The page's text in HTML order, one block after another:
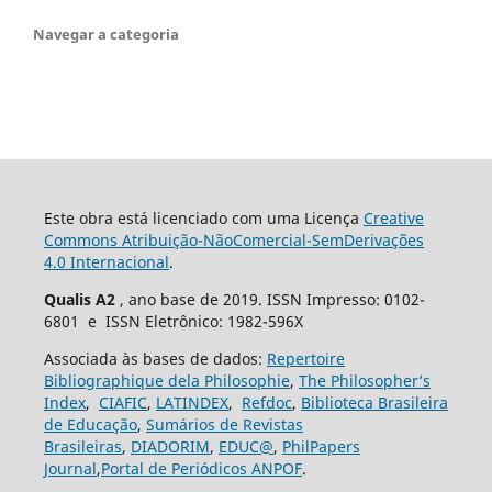
Navegar a categoria
Este obra está licenciado com uma Licença Creative
Commons Atribuição-NãoComercial-SemDerivações
4.0 Internacional.
Qualis A2 , ano base de 2019. ISSN Impresso: 0102-
6801 e ISSN Eletrônico: 1982-596X
Associada às bases de dados: Repertoire
Bibliographique dela Philosophie, The Philosopher’s
Index, CIAFIC, LATINDEX, Refdoc, Biblioteca Brasileira
de Educação, Sumários de Revistas
Brasileiras, DIADORIM, EDUC@, PhilPapers
Journal,Portal de Periódicos ANPOF.